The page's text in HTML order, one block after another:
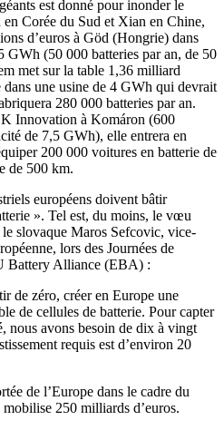
est donné pour inonder le
Corée du Sud et Xian en Chine,
d’euros à Göd (Hongrie) dans
GWh (50 000 batteries par an, de 50
met sur la table 1,36 milliard
une usine de 4 GWh qui devrait
280 000 batteries par an.
Innovation à Komáron (600
de 7,5 GWh), elle entrera en
200 000 voitures en batterie de
de 500 km.
européens doivent bâtir
». Tel est, du moins, le vœu
slovaque Maros Sefcovic, vice-
lors des Journées de
Battery Alliance (EBA) :
de zéro, créer en Europe une
de cellules de batterie. Pour capter
nous avons besoin de dix à vingt
requis est d’environ 20
de l’Europe dans le cadre du
250 milliards d’euros.